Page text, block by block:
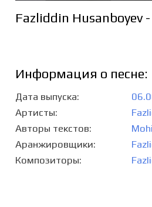
Fazliddin Husanboyev -
Информация о песне:
Дата выпуска
Артисты
Авторы текстов
Аранжировщики
Композиторы